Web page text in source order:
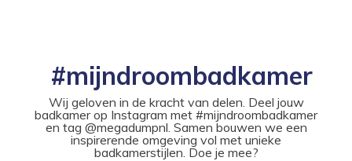
#mijndroombadkamer
Wij geloven in de kracht van delen. Deel jouw
badkamer op Instagram met #mijndroombadkamer
en tag @megadumpnl. Samen bouwen we een
inspirerende omgeving vol met unieke
badkamerstijlen. Doe je mee?